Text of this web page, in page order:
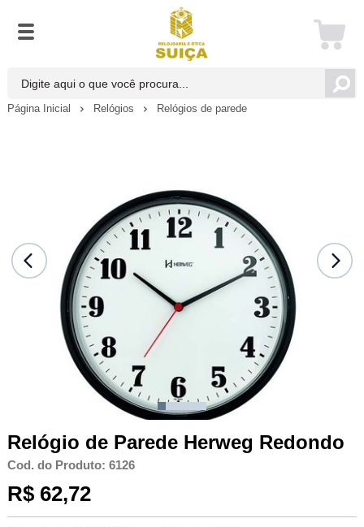
Página Inicial Relógios Relógios de parede
Relógio de Parede Herweg Redondo
Cod. do Produto: 6126
R$ 62,72